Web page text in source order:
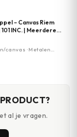
– Canvas Riem
101 INC. | Meerdere
canvas · Metalen
al je vragen.